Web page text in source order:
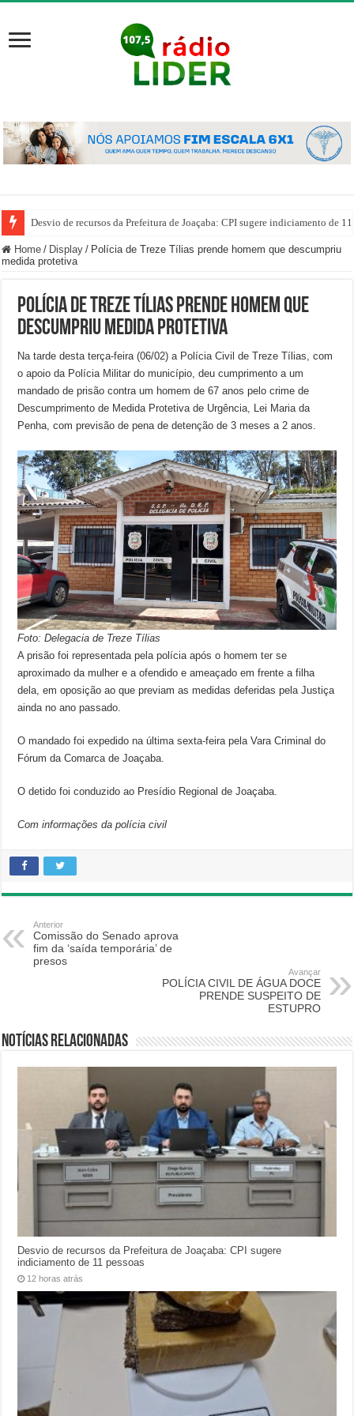
Desvio de recursos da Prefeitura de Joaçaba: CPI sugere indiciamento de 11
Home / Display / Polícia de Treze Tílias prende homem que descumpriu
medida protetiva
Polícia de Treze Tílias prende homem que
descumpriu medida protetiva
Na tarde desta terça-feira (06/02) a Polícia Civil de Treze Tílias, com
o apoio da Polícia Militar do município, deu cumprimento a um
mandado de prisão contra um homem de 67 anos pelo crime de
Descumprimento de Medida Protetiva de Urgência, Lei Maria da
Penha, com previsão de pena de detenção de 3 meses a 2 anos.
Foto: Delegacia de Treze Tílias
A prisão foi representada pela polícia após o homem ter se
aproximado da mulher e a ofendido e ameaçado em frente a filha
dela, em oposição ao que previam as medidas deferidas pela Justiça
ainda no ano passado.
O mandado foi expedido na última sexta-feira pela Vara Criminal do
Fórum da Comarca de Joaçaba.
O detido foi conduzido ao Presídio Regional de Joaçaba.
Com informações da polícia civil
Anterior
Comissão do Senado aprova
fim da ‘saída temporária’ de
presos
Avançar
POLÍCIA CIVIL DE ÁGUA DOCE
PRENDE SUSPEITO DE
ESTUPRO
Notícias relacionadas
Desvio de recursos da Prefeitura de Joaçaba: CPI sugere
indiciamento de 11 pessoas
12 horas atrás